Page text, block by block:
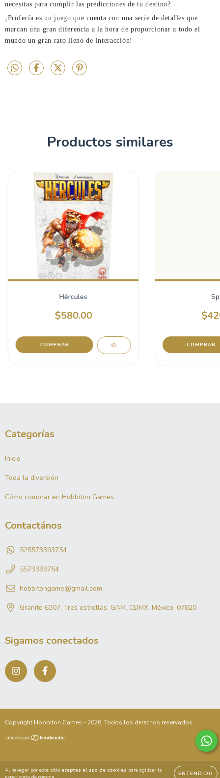
Al navegar por este sitio aceptas el uso de cookies para agilizar tu
ENTENDIDO
necesitas para cumplir las predicciones de tu destino?
¡Profecía es un juego que cuenta con una serie de detalles que
marcan una gran diferencia a la hora de proporcionar a todo el
mundo un gran rato lleno de interacción!
Productos similares
Hércules
$580.00
Categorías
Inicio
Toda la diversión
Cómo comprar en Hobbiton Games
Contactános
525573393754
5573393754
hobbitongame@gmail.com
Granito 6307, Tres estrellas, GAM, CDMX, México, 07820
Sigamos conectados
Copyright Hobbiton Games - 2026. Todos los derechos reservados.